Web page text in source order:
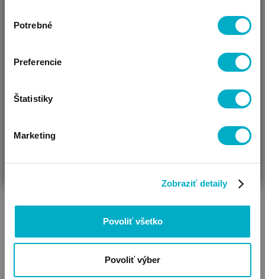
súhlasu
Potrebné
Preferencie
Štatistiky
Marketing
Zobraziť detaily
Povoliť všetko
Povoliť výber